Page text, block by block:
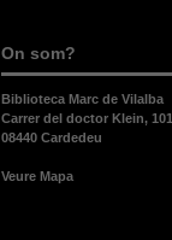
On som?
Biblioteca Marc de Vilalba
Carrer del doctor Klein, 101
08440 Cardedeu
Veure Mapa